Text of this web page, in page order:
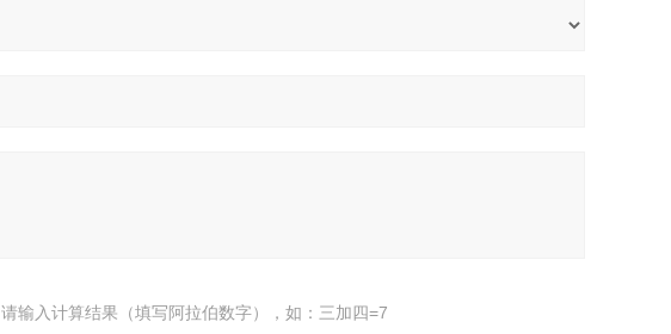
请输入计算结果（填写阿拉伯数字），如：三加四=7